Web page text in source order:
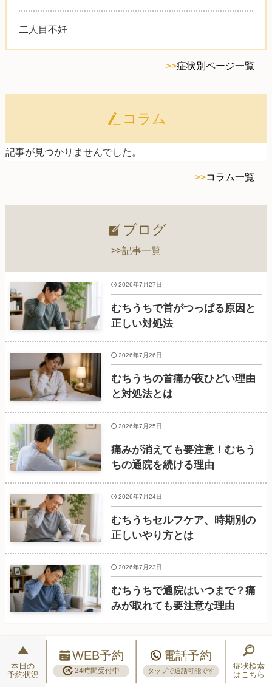
二人目不妊
>>症状別ページ一覧
コラム
記事が見つかりませんでした。
>>コラム一覧
ブログ
>>記事一覧
むちうちで首がつっぱる原因と
正しい対処法
2026年7月27日
むちうちの首痛が夜ひどい理由
と対処法とは
2026年7月26日
痛みが消えても要注意！むちう
ちの通院を続ける理由
2026年7月25日
むちうちセルフケア、時期別の
正しいやり方とは
2026年7月24日
むちうちで通院はいつまで？痛
みが取れても要注意な理由
2026年7月23日
本日の
予約状況
WEB予約
24時間受付中
電話予約
タップで通話可能です
症状検索
はこちら